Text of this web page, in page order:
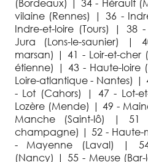
(Bordeaux) | 34 - Hérault
vilaine (Rennes) | 36 -
Indre-et-loire (Tours) | 38
Jura (Lons-le-saunier) |
marsan) | 41 - Loir-et-cher
étienne) | 43 - Haute-loire
Loire-atlantique - Nantes) |
- Lot (Cahors) | 47 - Lot-
Lozère (Mende) | 49 -
Manche (Saint-lô) | 51
champagne) | 52 -
- Mayenne (Laval) | 54
(Nancy) | 55 - Meuse